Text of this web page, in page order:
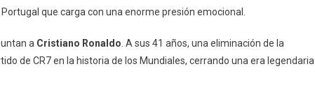
que carga con una enorme presión emocional.
a Cristiano Ronaldo. A sus 41 años, una eliminación de la
de CR7 en la historia de los Mundiales, cerrando una era legendaria